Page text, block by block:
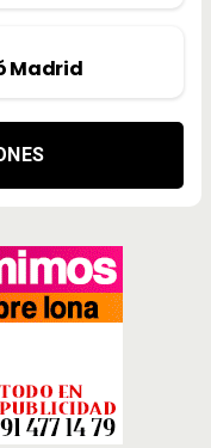
Madrid